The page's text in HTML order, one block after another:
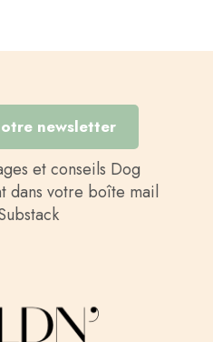
newsletter
et conseils Dog
dans votre boîte mail